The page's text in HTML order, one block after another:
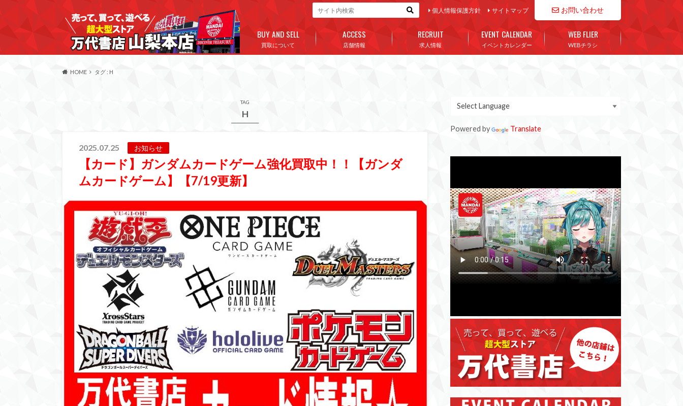
お問い合わせ
個人情報保護方針 サイトマップ
買取について
BUY AND SELL
店舗情報
ACCESS
求人情報
RECRUIT
イベントカレンダー
EVENT CALENDAR
WEBチラシ
WEB FLIER
HOME タグ : H
TAG
H
2025.07.25 お知らせ
【カード】ガンダムカードゲーム強化買取中！！【ガンダ
ムカードゲーム】【7/19更新】
Powered by Translate